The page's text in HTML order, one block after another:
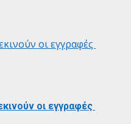
οι εγγραφές
οι εγγραφές